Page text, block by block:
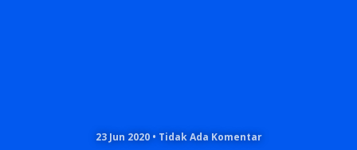
23 Jun 2020 • Tidak Ada Komentar